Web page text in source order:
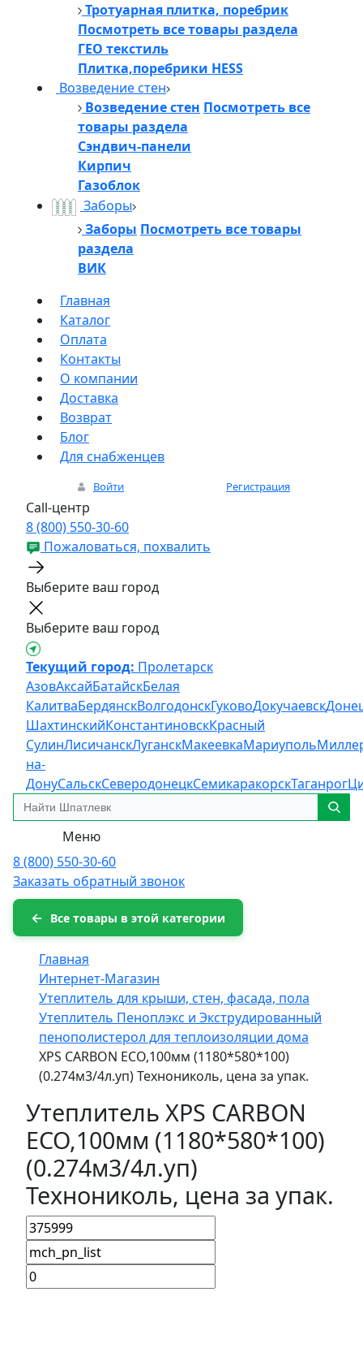
Тротуарная плитка, поребрик
Посмотреть все товары раздела
ГЕО текстиль
Плитка,поребрики HESS
Возведение стен
Возведение стен Посмотреть все
товары раздела
Сэндвич-панели
Кирпич
Газоблок
Заборы
Заборы Посмотреть все товары
раздела
ВИК
Главная
Каталог
Оплата
Контакты
О компании
Доставка
Возврат
Блог
Для снабженцев
Войти Регистрация
Call-центр
8 (800) 550-30-60
Пожаловаться, похвалить
Выберите ваш город
Выберите ваш город
Текущий город: Пролетарск
АзовАксайБатайскБелая
КалитваБердянскВолгодонскГуковоДокучаевск
ШахтинскийКонстантиновскКрасный
СулинЛисичанскЛуганскМакеевкаМариуполь
на-
ДонуСальскСеверодонецкСемикаракорскТаганрог
Меню
8 (800) 550-30-60
Заказать обратный звонок
Все товары в этой категории
Главная
Интернет-Магазин
Утеплитель для крыши, стен, фасада, пола
Утеплитель Пеноплэкс и Экструдированный
пенополистерол для теплоизоляции дома
XPS CARBON ECO,100мм (1180*580*100)
(0.274м3/4л.уп) Технониколь, цена за упак.
Утеплитель XPS CARBON
ECO,100мм (1180*580*100)
(0.274м3/4л.уп)
Технониколь, цена за упак.